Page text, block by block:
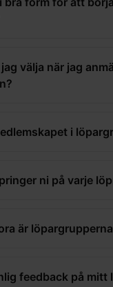
välja när jag
i
ni på varje
är
feedback på mitt